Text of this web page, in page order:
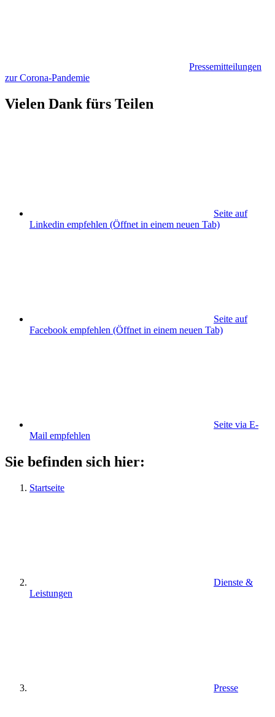
Pressemitteilungen
zur Corona-Pandemie
Vielen Dank fürs Teilen
Seite auf
Linkedin empfehlen (Öffnet in einem neuen Tab)
Seite auf
Facebook empfehlen (Öffnet in einem neuen Tab)
Seite via E-
Mail empfehlen
Sie befinden sich hier:
Startseite
Dienste &
Leistungen
Presse